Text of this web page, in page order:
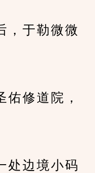
于勒微微
修道院，
边境小码